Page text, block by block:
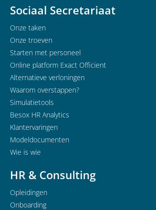
Sociaal Secretariaat
Onze taken
Onze troeven
Starten met personeel
Online platform Exact Officient
Alternatieve verloningen
Waarom overstappen?
Simulatietools
Besox HR Analytics
Klantervaringen
Modeldocumenten
Wie is wie
HR & Consulting
Opleidingen
Onboarding